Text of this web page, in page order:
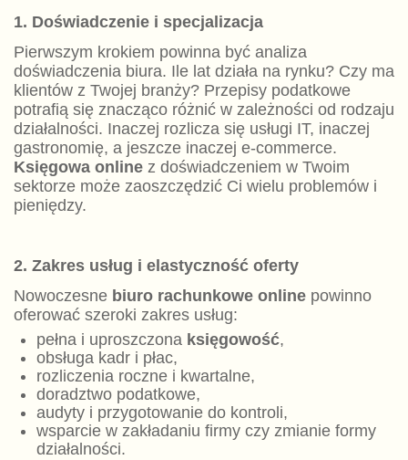
1. Doświadczenie i specjalizacja
Pierwszym krokiem powinna być analiza
doświadczenia biura. Ile lat działa na rynku? Czy ma
klientów z Twojej branży? Przepisy podatkowe
potrafią się znacząco różnić w zależności od rodzaju
działalności. Inaczej rozlicza się usługi IT, inaczej
gastronomię, a jeszcze inaczej e-commerce.
Księgowa onlinez doświadczeniem w Twoim
sektorze może zaoszczędzić Ci wielu problemów i
pieniędzy.
2. Zakres usług i elastyczność oferty
Nowoczesne biuro rachunkowe onlinepowinno
oferować szeroki zakres usług:
pełna i uproszczona księgowość,
obsługa kadr i płac,
rozliczenia roczne i kwartalne,
doradztwo podatkowe,
audyty i przygotowanie do kontroli,
wsparcie w zakładaniu firmy czy zmianie formy
działalności.